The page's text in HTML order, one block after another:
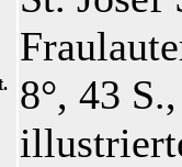
8°, 43